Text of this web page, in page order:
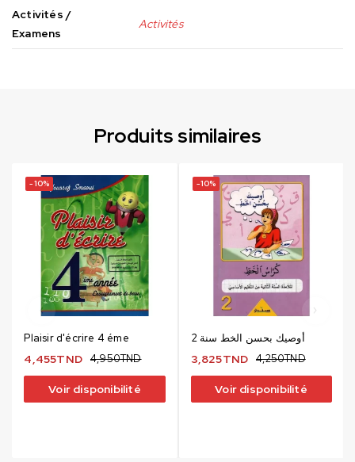
Activités /
Examens
Activités
Produits similaires
-10%
Plaisir d'écrire 4 éme
4,950TND
4,455TND
Voir disponibilité
-10%
أوصيك بحسن الخط سنة 2
4,250TND
3,825TND
Voir disponibilité